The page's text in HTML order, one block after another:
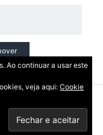
Ao continuar a usar este
veja aqui:Cookie